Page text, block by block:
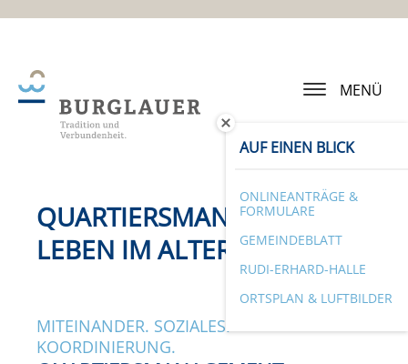
MENÜ
AUF EINEN BLICK
ONLINEANTRÄGE &
FORMULARE
GEMEINDEBLATT
RUDI-ERHARD-HALLE
ORTSPLAN & LUFTBILDER
QUARTIERSMANAGEMENT
LEBEN IM ALTER 65+
MITEINANDER. SOZIALES.
KOORDINIERUNG.